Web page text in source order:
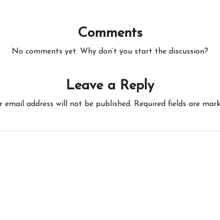
Comments
No comments yet. Why don’t you start the discussion?
Leave a Reply
email address will not be published. Required fields are